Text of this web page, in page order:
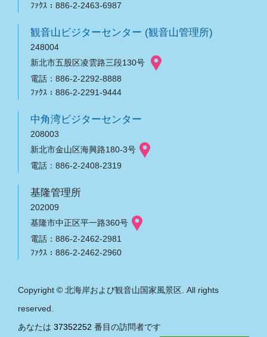
ﾌｧｸｽ：886-2-2463-6987
観音山ビジターセンター (観音山管理所)
248004
新北市五股区凌雲路三段130号
電話：886-2-2292-8888
ﾌｧｸｽ：886-2-2291-9444
中角湾ビジターセンター
208003
新北市金山区海興路180-3号
電話：886-2-2408-2319
基隆管理所
202009
基隆市中正区平一路360号
電話：886-2-2462-2981
ﾌｧｸｽ：886-2-2462-2960
Copyright © 北海岸および観音山国家風景区. All rights
reserved.
あなたは 37352252 番目の訪問者です